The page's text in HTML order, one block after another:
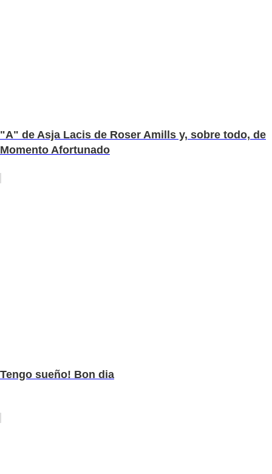
"A" de Asja Lacis de Roser Amills y, sobre todo, de
Momento Afortunado
Tengo sueño! Bon dia